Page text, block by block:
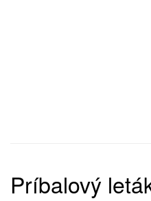
Príbalový